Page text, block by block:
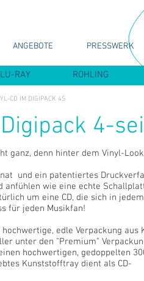
ANGEBOTE PRESSWERK
RAY ROHLING
CD IM DIGIPACK 4S
4-
ganz, denn hinter dem Vinyl-Look
und ein patentiertes
anfühlen wie eine echte
um eine CD, die sich in
für jeden Musikfan!
edle Verpackung aus
unter den "Premium"
hochwertigen, gedoppelten
Kunststofftray dient als CD-